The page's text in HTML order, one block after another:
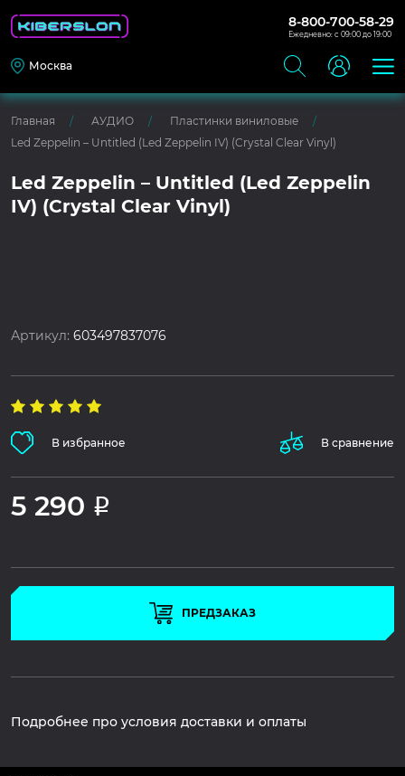
8-800-700-58-29
Ежедневно: с 09:00 до 19:00
Москва
Главная АУДИО
Пластинки виниловые
Led Zeppelin – Untitled (Led Zeppelin IV) (Crystal Clear Vinyl)
Led Zeppelin – Untitled (Led Zeppelin
IV) (Crystal Clear Vinyl)
Артикул:603497837076
В избранное В сравнение
5 290 Р
ПРЕДЗАКАЗ
Подробнее про условия доставки и оплаты